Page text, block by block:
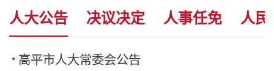
人大公告 决议决定 人事任免 人民
高平市人大常委会公告